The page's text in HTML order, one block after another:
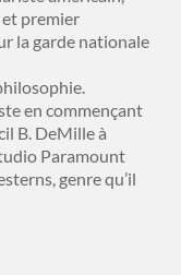
et premier
la garde nationale
en commençant
B. DeMille à
Paramount
genre qu’il